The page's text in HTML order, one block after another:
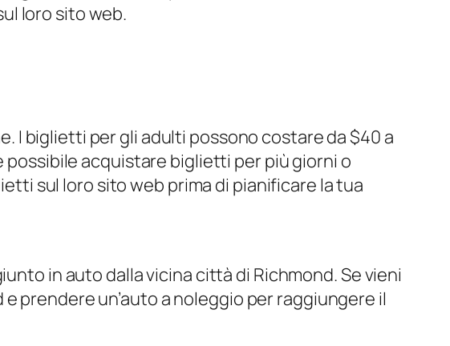
loro sito web.
I biglietti per gli adulti possono costare da $40 a
acquistare biglietti per più giorni o
sul loro sito web prima di pianificare la tua
in auto dalla vicina città di Richmond. Se vieni
prendere un’auto a noleggio per raggiungere il